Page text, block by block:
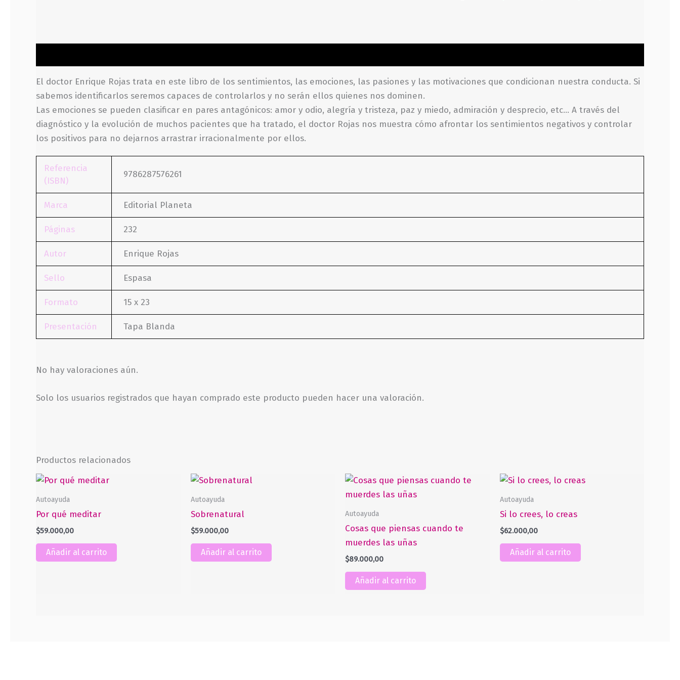
El doctor Enrique Rojas trata en este libro de los sentimientos, las emociones, las pasiones y las motivaciones que condicionan nuestra conducta. Si
sabemos identificarlos seremos capaces de controlarlos y no serán ellos quienes nos dominen.
Las emociones se pueden clasificar en pares antagónicos: amor y odio, alegría y tristeza, paz y miedo, admiración y desprecio, etc… A través del
diagnóstico y la evolución de muchos pacientes que ha tratado, el doctor Rojas nos muestra cómo afrontar los sentimientos negativos y controlar
los positivos para no dejarnos arrastrar irracionalmente por ellos.
Referencia
(ISBN)
9786287576261
Marca Editorial Planeta
Páginas 232
Autor Enrique Rojas
Sello Espasa
Formato 15 x 23
Presentación Tapa Blanda
No hay valoraciones aún.
Solo los usuarios registrados que hayan comprado este producto pueden hacer una valoración.
Productos relacionados
Autoayuda
Por qué meditar
$59.000,00
Añadir al carrito
Autoayuda
Sobrenatural
$59.000,00
Añadir al carrito
Autoayuda
Cosas que piensas cuando te
muerdes las uñas
$89.000,00
Añadir al carrito
Autoayuda
Si lo crees, lo creas
$62.000,00
Añadir al carrito